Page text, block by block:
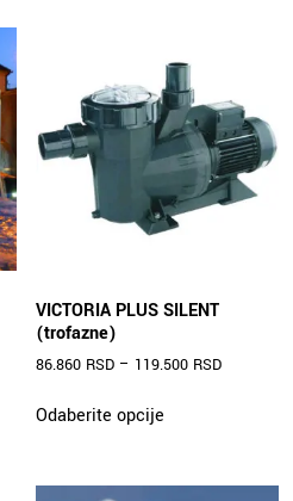
VICTORIA PLUS SILENT
(trofazne)
86.860 RSD – 119.500 RSD
Odaberite opcije